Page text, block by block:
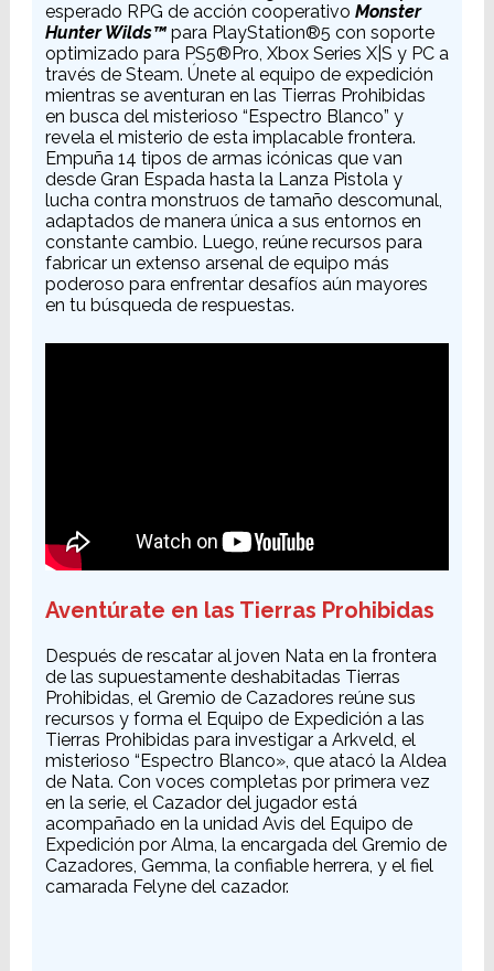
esperado RPG de acción cooperativo Monster
Hunter Wilds™para PlayStation®5 con soporte
optimizado para PS5®Pro, Xbox Series X|S y PC a
través de Steam. Únete al equipo de expedición
mientras se aventuran en las Tierras Prohibidas
en busca del misterioso “Espectro Blanco” y
revela el misterio de esta implacable frontera.
Empuña 14 tipos de armas icónicas que van
desde Gran Espada hasta la Lanza Pistola y
lucha contra monstruos de tamaño descomunal,
adaptados de manera única a sus entornos en
constante cambio. Luego, reúne recursos para
fabricar un extenso arsenal de equipo más
poderoso para enfrentar desafíos aún mayores
en tu búsqueda de respuestas.
Aventúrate en las Tierras Prohibidas
Después de rescatar al joven Nata en la frontera
de las supuestamente deshabitadas Tierras
Prohibidas, el Gremio de Cazadores reúne sus
recursos y forma el Equipo de Expedición a las
Tierras Prohibidas para investigar a Arkveld, el
misterioso “Espectro Blanco», que atacó la Aldea
de Nata. Con voces completas por primera vez
en la serie, el Cazador del jugador está
acompañado en la unidad Avis del Equipo de
Expedición por Alma, la encargada del Gremio de
Cazadores, Gemma, la confiable herrera, y el fiel
camarada Felyne del cazador.